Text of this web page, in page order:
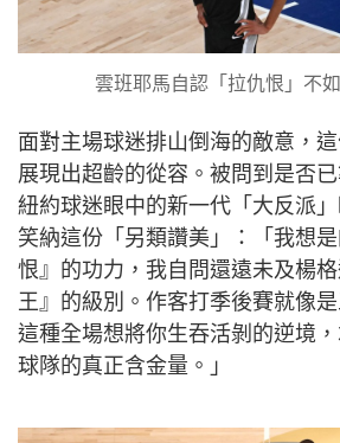
雲班耶馬自認「拉仇恨」不
面對主場球迷排山倒海的敵意，
展現出超齡的從容。被問到是否
紐約球迷眼中的新一代「大反派
笑納這份「另類讚美」：「我想
恨』的功力，我自問還遠未及楊
王』的級別。作客打季後賽就像
這種全場想將你生吞活剝的逆境
球隊的真正含金量。」